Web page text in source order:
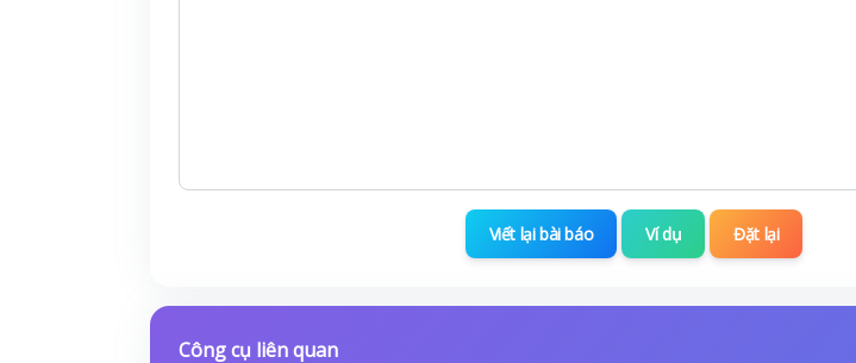
Viết lại bài báo Ví dụ Đặt lại
Công cụ liên quan